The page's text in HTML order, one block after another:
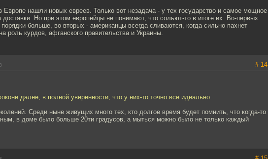
нашли новых евреев. Только вот незадача - у тех государство и самое мощное
Но при этом европейцы не понимают, что сольют-то в итоге их. Во-первых
больше, во вторых - американцы всегда сливаются, когда сильно пахнет
роль курдов, афганского правительства и Украины.
# 14
далее, в полной уверенности, что у них-то точно все идеально.
Среди ныне живущих много тех, кто долгое время будет помнить, что когда-то
в доме было больше 20ти градусов, а мыться можно было не только каждый